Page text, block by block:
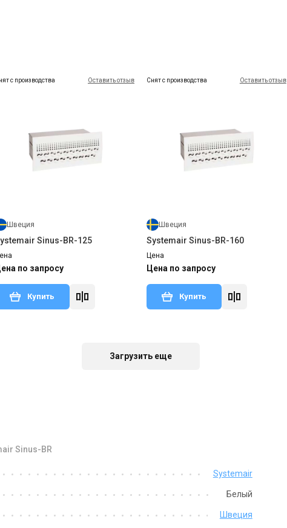
с производства Оставить отзыв
Швеция
Sinus-BR-125
по запросу
Купить
Снят с производства Оставить отзыв
Швеция
Systemair Sinus-BR-160
Цена
Цена по запросу
Купить
Швеция
Цена по запросу
Загрузить еще
Sinus-BR
Systemair
Белый
Швеция